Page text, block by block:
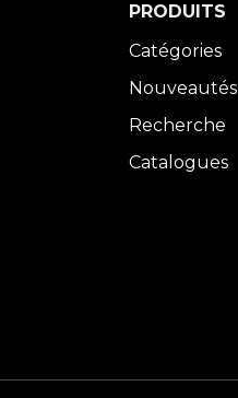
PRODUITS
Catégories
Nouveautés
Recherche
Catalogues